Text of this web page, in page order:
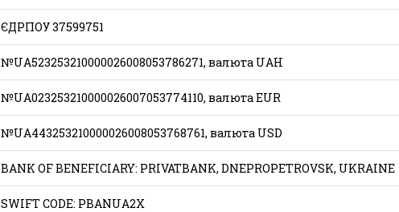
ЄДРПОУ 37599751
№UA523253210000026008053786271, валюта UAH
№UA023253210000026007053774110, валюта ЕUR
№UA443253210000026008053768761, валюта USD
BANK OF BENEFICIARY: PRIVATBANK, DNEPROPETROVSK, UKRAINE
SWIFT CODE: PBANUA2X